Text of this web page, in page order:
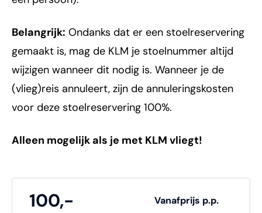
Belangrijk: Ondanks dat er een stoelreservering
gemaakt is, mag de KLM je stoelnummer altijd
wijzigen wanneer dit nodig is. Wanneer je de
(vlieg)reis annuleert, zijn de annuleringskosten
voor deze stoelreservering 100%.
Alleen mogelijk als je met KLM vliegt!
100,- Vanafprijs p.p.